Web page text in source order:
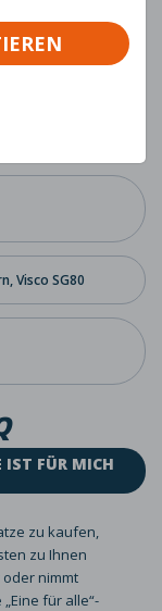
Visco SG80
IST FÜR MICH
zu kaufen,
zu Ihnen
nimmt
für alle“-